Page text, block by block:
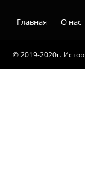
© 2019-2020г.
Главная О нас